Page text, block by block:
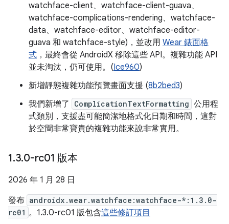
watchface-client、watchface-client-guava、
watchface-complications-rendering、watchface-
data、watchface-editor、watchface-editor-
guava 和 watchface-style)，並改用 Wear 錶面格
式 ，最終會從 AndroidX 移除這些 API。複雜功能 API
並未淘汰，仍可使用。(Ice960)
新增靜態複雜功能預覽畫面支援 (8b2bed3)
我們新增了
ComplicationTextFormatting 公用程
式類別，支援盡可能簡潔地格式化日期和時間，這對
於空間非常寶貴的複雜功能來說非常實用。
1.3.0-rc01 版本
2026 年 1 月 28 日
發布 androidx.wear.watchface:watchface-*:1.3.0-
rc01 。1.3.0-rc01 版包含這些修訂項目